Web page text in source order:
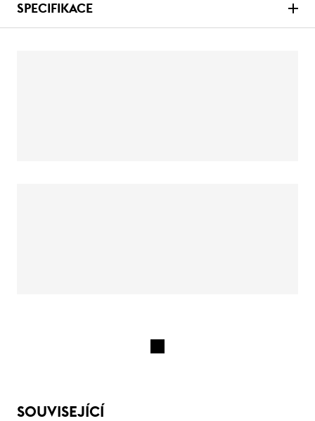
SPECIFIKACE
SOUVISEJÍCÍ